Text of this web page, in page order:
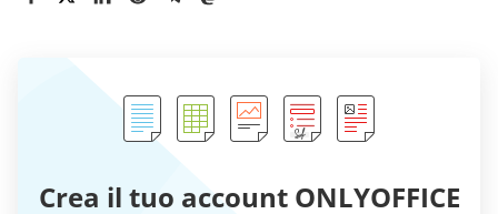
Crea il tuo account ONLYOFFICE